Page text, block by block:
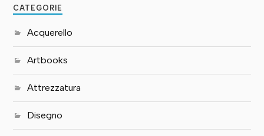
CATEGORIE
Acquerello
Artbooks
Attrezzatura
Disegno